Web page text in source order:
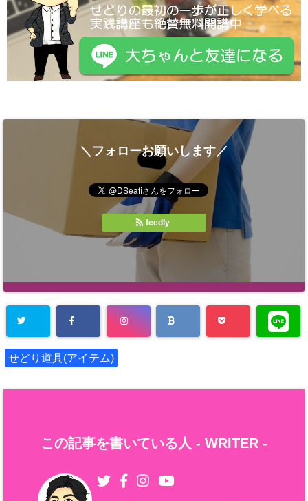
＼フォローお願いします／
feedly
せどり道具(アイテム)
この記事を書いている人 - WRITER -